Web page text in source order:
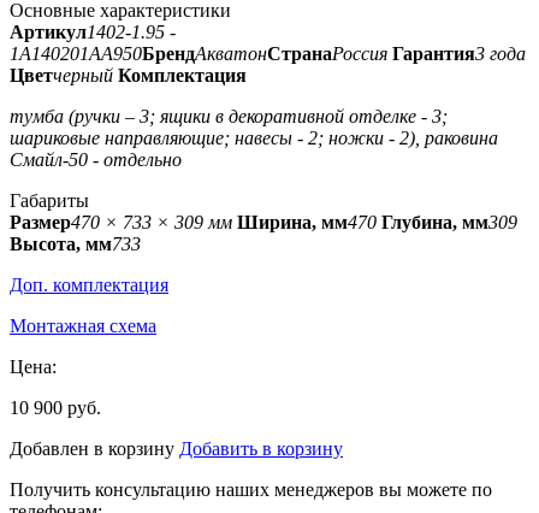
Основные характеристики
Артикул1402-1.95 -
1A140201AA950БрендАкватонСтранаРоссия Гарантия3 года
Цветчерный Комплектация
тумба (ручки – 3; ящики в декоративной отделке - 3;
шариковые направляющие; навесы - 2; ножки - 2), раковина
Смайл-50 - отдельно
Габариты
Размер470 × 733 × 309 мм Ширина, мм470 Глубина, мм309
Высота, мм733
Доп. комплектация
Монтажная схема
Цена:
10 900 руб.
Добавлен в корзину Добавить в корзину
Получить консультацию наших менеджеров вы можете по